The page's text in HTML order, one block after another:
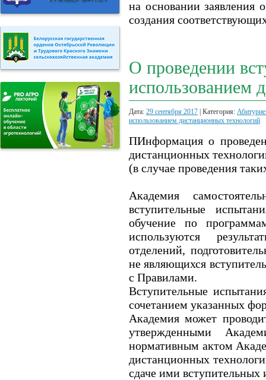
на основании заявления
создания
О проведении
использованием
Дата: 29 сентября 2017 | Категория:
использованием дистанционных технологий
ПИнформация о
дистанционных
(в случае проведения
Академия
вступительные
обучение по
используются
отделений,
не являющихся
с Правилами.
Вступительные
сочетанием указанных
Академия может
утвержденными
нормативным актом
дистанционных
сдаче ими вступительных